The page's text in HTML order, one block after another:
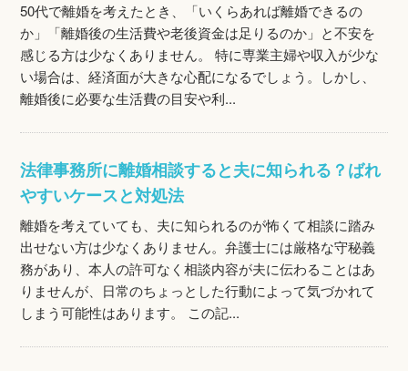
50代で離婚を考えたとき、「いくらあれば離婚できるの
か」「離婚後の生活費や老後資金は足りるのか」と不安を
感じる方は少なくありません。 特に専業主婦や収入が少な
い場合は、経済面が大きな心配になるでしょう。しかし、
離婚後に必要な生活費の目安や利...
法律事務所に離婚相談すると夫に知られる？ばれ
やすいケースと対処法
離婚を考えていても、夫に知られるのが怖くて相談に踏み
出せない方は少なくありません。弁護士には厳格な守秘義
務があり、本人の許可なく相談内容が夫に伝わることはあ
りませんが、日常のちょっとした行動によって気づかれて
しまう可能性はあります。 この記...